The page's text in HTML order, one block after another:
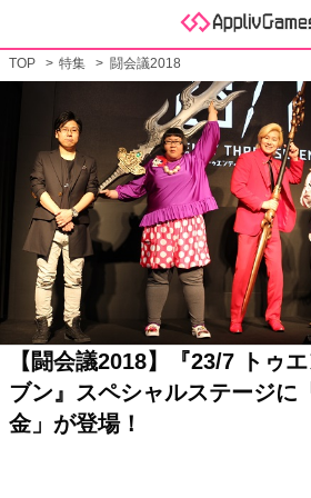
TOP 特集 闘会議2018
【闘会議2018】『23/7 トゥ
ブン』スペシャルステージに
金」が登場！